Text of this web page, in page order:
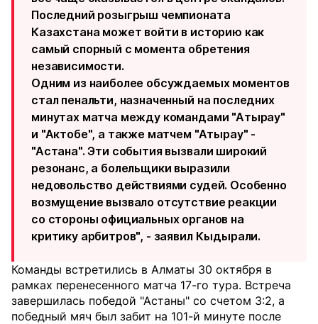
Последний розыгрыш чемпионата
Казахстана может войти в историю как
самый спорный с момента обретения
независимости.
Одним из наиболее обсуждаемых моментов
стал пенальти, назначенный на последних
минутах матча между командами "Атырау"
и "Актобе", а также матчем "Атырау" -
"Астана". Эти события вызвали широкий
резонанс, а болельщики выразили
недовольство действиями судей. Особенно
возмущение вызвало отсутствие реакции
со стороны официальных органов на
критику арбитров", - заявил Кыдырали.
Команды встретились в Алматы 30 октября в
рамках перенесенного матча 17-го тура. Встреча
завершилась победой "Астаны" со счетом 3:2, а
победный мяч был забит на 101-й минуте после